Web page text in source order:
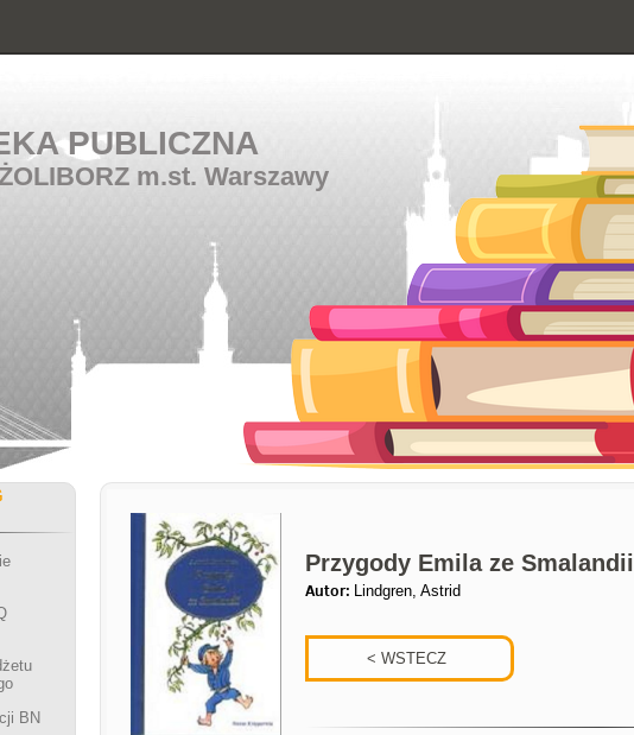
PUBLICZNA
m.st. Warszawy
BN
Przygody Emila ze Smalandii
Autor: Lindgren, Astrid